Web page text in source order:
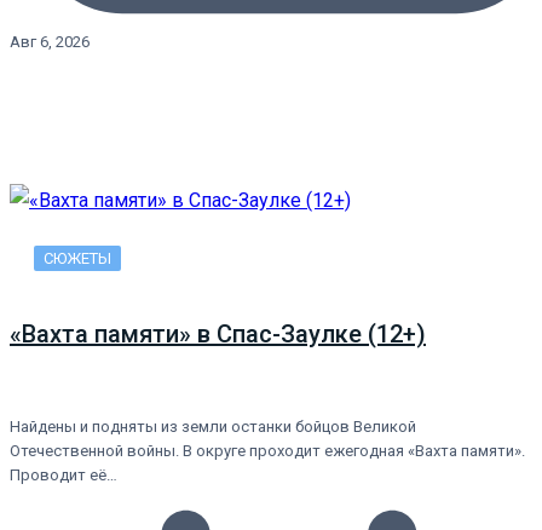
Авг 6, 2026
СЮЖЕТЫ
«Вахта памяти» в Спас-Заулке (12+)
Найдены и подняты из земли останки бойцов Великой
Отечественной войны. В округе проходит ежегодная «Вахта памяти».
Проводит её…